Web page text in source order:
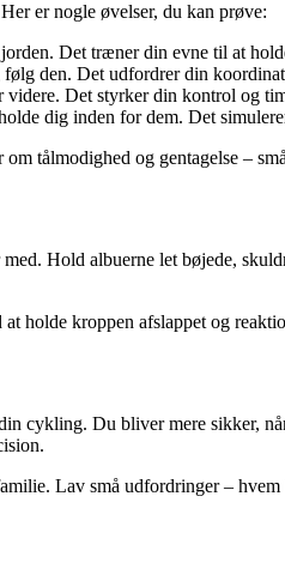
er nogle øvelser, du kan prøve:
Det træner din evne til at
den. Det udfordrer din
videre. Det styrker din kontrol og
dig inden for dem. Det
tålmodighed og gentagelse –
Hold albuerne let bøjede,
kroppen afslappet og
cykling. Du bliver mere sikker,
Lav små udfordringer –